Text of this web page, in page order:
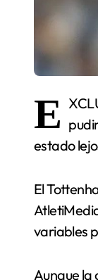
E
estado
El
variables
Aunque la